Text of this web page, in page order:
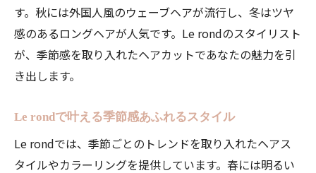
す。秋には外国人風のウェーブヘアが流行し、冬はツヤ
感のあるロングヘアが人気です。Le rondのスタイリスト
が、季節感を取り入れたヘアカットであなたの魅力を引
き出します。
Le rondで叶える季節感あふれるスタイル
Le rondでは、季節ごとのトレンドを取り入れたヘアス
タイルやカラーリングを提供しています。春には明るい